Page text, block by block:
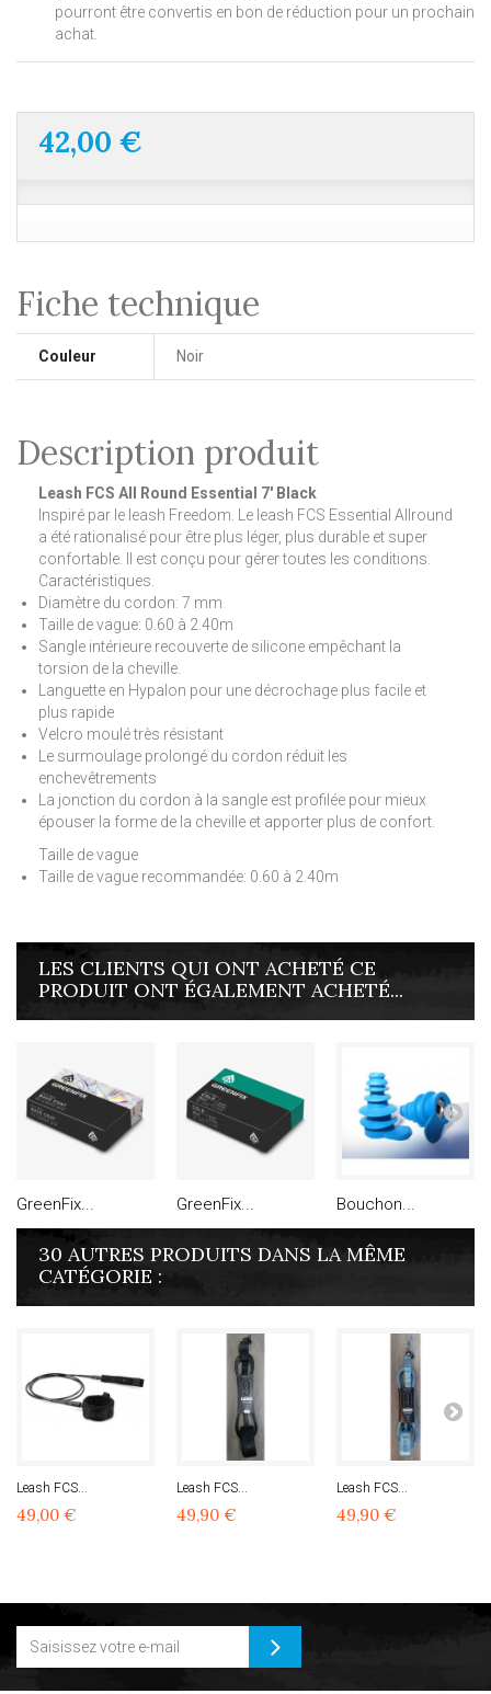
pourront être convertis en bon de réduction pour un prochain
achat.
42,00 €
Fiche technique
Couleur Noir
Description produit
Leash FCS All Round Essential 7' Black
Inspiré par le leash Freedom. Le leash FCS Essential Allround
a été rationalisé pour être plus léger, plus durable et super
confortable. Il est conçu pour gérer toutes les conditions.
Caractéristiques.
Diamètre du cordon: 7 mm
Taille de vague: 0.60 à 2.40m
Sangle intérieure recouverte de silicone empêchant la
torsion de la cheville.
Languette en Hypalon pour une décrochage plus facile et
plus rapide
Velcro moulé très résistant
Le surmoulage prolongé du cordon réduit les
enchevêtrements
La jonction du cordon à la sangle est profilée pour mieux
épouser la forme de la cheville et apporter plus de confort.
Taille de vague
Taille de vague recommandée: 0.60 à 2.40m
LES CLIENTS QUI ONT ACHETÉ CE
PRODUIT ONT ÉGALEMENT ACHETÉ...
GreenFix... GreenFix... Bouchon...
30 AUTRES PRODUITS DANS LA MÊME
CATÉGORIE :
Leash FCS...
49,00 €
Leash FCS...
49,90 €
Leash FCS...
49,90 €